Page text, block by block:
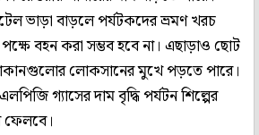
ভাড়া বাড়লে পর্যটকদের ভ্রমণ খরচ
বহন করা সম্ভব হবে না। এছাড়াও ছোট
লোকসানের মুখে পড়তে পারে।
গ্যাসের দাম বৃদ্ধি পর্যটন শিল্পের
ফেলবে।